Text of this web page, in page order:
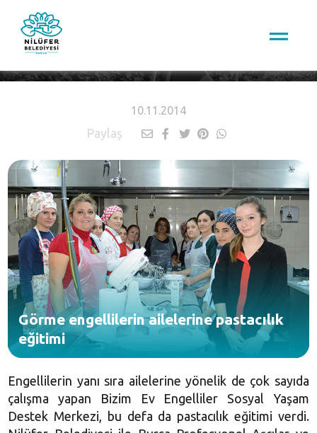
10.11.2014
Paylaş
Görme engellilerin ailelerine pastacılık
eğitimi
Engellilerin yanı sıra ailelerine yönelik de çok sayıda
çalışma yapan Bizim Ev Engelliler Sosyal Yaşam
Destek Merkezi, bu defa da pastacılık eğitimi verdi.